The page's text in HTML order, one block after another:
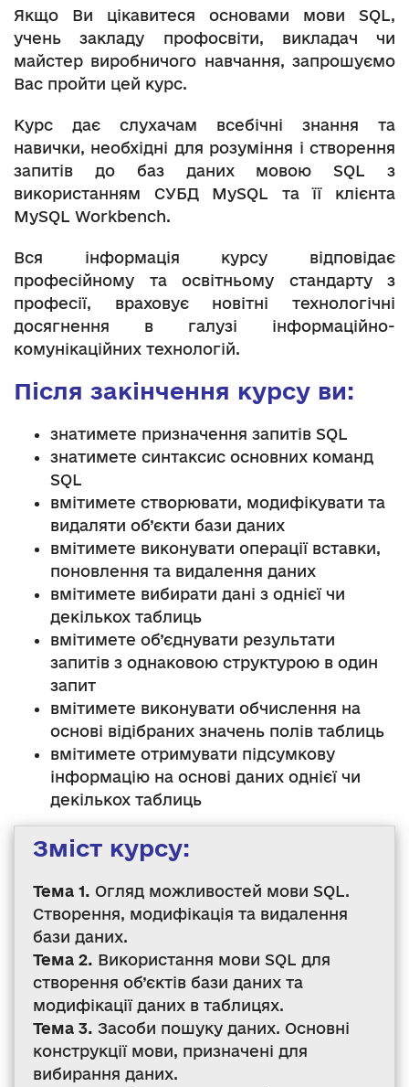
Якщо Ви цікавитеся основами мови SQL,
учень закладу профосвіти, викладач чи
майстер виробничого навчання, запрошуємо
Вас пройти цей курс.
Курс дає слухачам всебічні знання та
навички, необхідні для розуміння і створення
запитів до баз даних мовою SQL з
використанням СУБД MySQL та її клієнта
MySQL Workbench.
Вся інформація курсу відповідає
професійному та освітньому стандарту з
професії, враховує новітні технологічні
досягнення в галузі інформаційно-
комунікаційних технологій.
Після закінчення курсу ви:
знатимете призначення запитів SQL
знатимете синтаксис основних команд
SQL
вмітимете створювати, модифікувати та
видаляти об’єкти бази даних
вмітимете виконувати операції вставки,
поновлення та видалення даних
вмітимете вибирати дані з однієї чи
декількох таблиць
вмітимете об’єднувати результати
запитів з однаковою структурою в один
запит
вмітимете виконувати обчислення на
основі відібраних значень полів таблиць
вмітимете отримувати підсумкову
інформацію на основі даних однієї чи
декількох таблиць
Зміст курсу:
Тема 1. Огляд можливостей мови SQL.
Створення, модифікація та видалення
бази даних.
Тема 2. Використання мови SQL для
створення об’єктів бази даних та
модифікації даних в таблицях.
Тема 3. Засоби пошуку даних. Основні
конструкції мови, призначені для
вибирання даних.